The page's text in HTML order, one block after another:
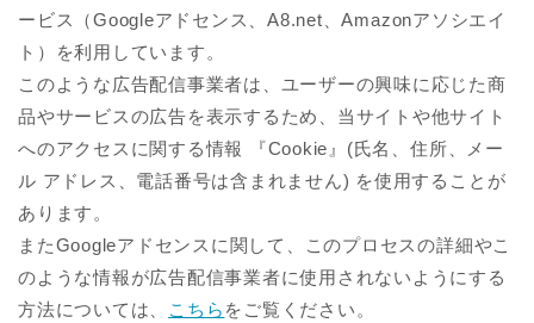
ービス（Googleアドセンス、A8.net、Amazonアソシエイ
ト）を利用しています。
このような広告配信事業者は、ユーザーの興味に応じた商
品やサービスの広告を表示するため、当サイトや他サイト
へのアクセスに関する情報 『Cookie』(氏名、住所、メー
ル アドレス、電話番号は含まれません) を使用することが
あります。
またGoogleアドセンスに関して、このプロセスの詳細やこ
のような情報が広告配信事業者に使用されないようにする
方法については、
こちら をご覧ください。